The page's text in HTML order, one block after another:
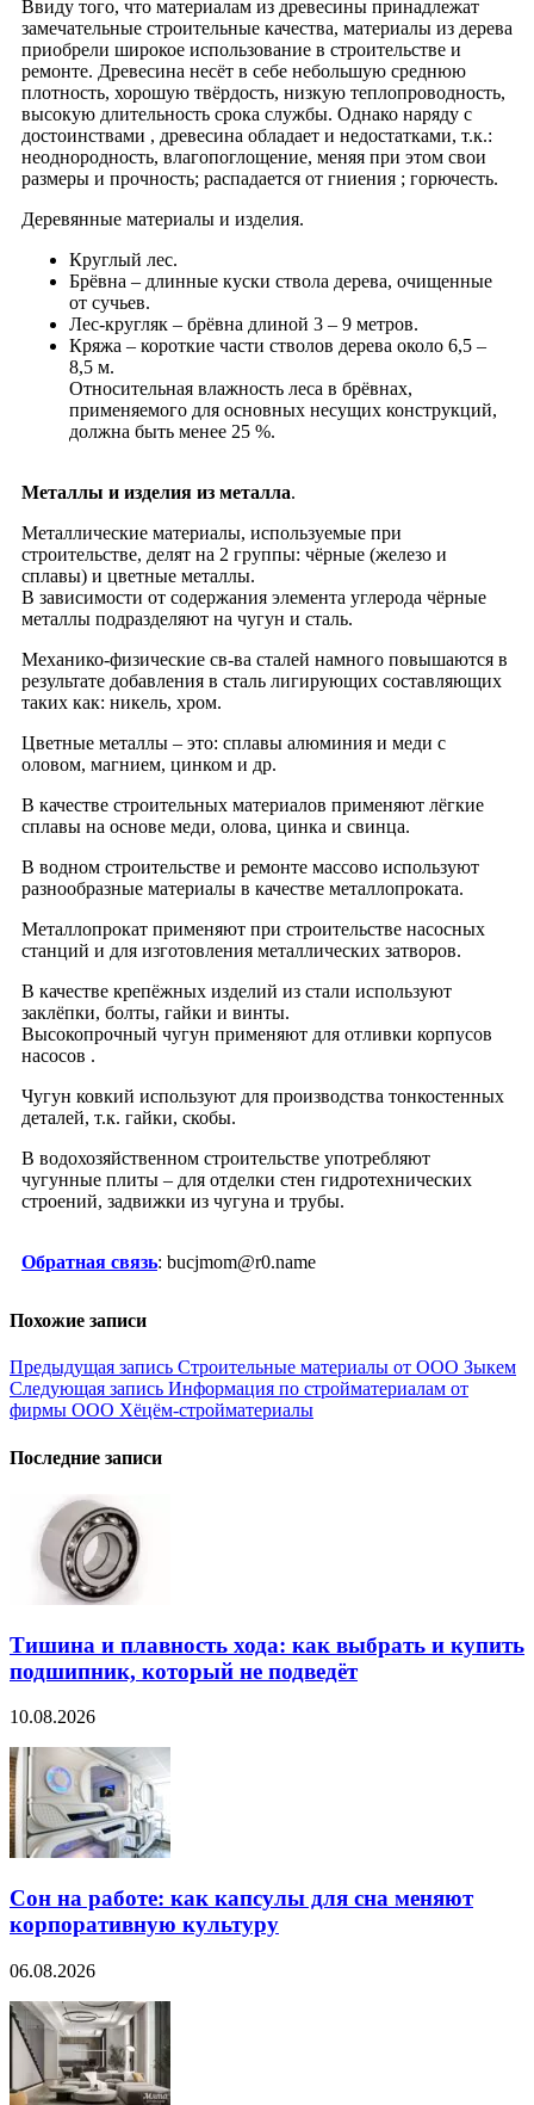
Ввиду того, что материалам из древесины принадлежат
замечательные строительные качества, материалы из дерева
приобрели широкое использование в строительстве и
ремонте. Древесина несёт в себе небольшую среднюю
плотность, хорошую твёрдость, низкую теплопроводность,
высокую длительность срока службы. Однако наряду с
достоинствами , древесина обладает и недостатками, т.к.:
неоднородность, влагопоглощение, меняя при этом свои
размеры и прочность; распадается от гниения ; горючесть.
Деревянные материалы и изделия.
Круглый лес.
Брёвна – длинные куски ствола дерева, очищенные
от сучьев.
Лес-кругляк – брёвна длиной 3 – 9 метров.
Кряжа – короткие части cтволов дерева около 6,5 –
8,5 м.
Относительная влажность леса в брёвнах,
применяемого для основных несущих конструкций,
должна быть менее 25 %.
Металлы и изделия из металла.
Металлические материалы, используемые при
строительстве, делят на 2 группы: чёрные (железо и
сплавы) и цветные металлы.
В зависимости от содержания элемента углерода чёрные
металлы подразделяют на чугун и сталь.
Механико-физические св-ва сталей намного повышаются в
результате добавления в сталь лигирующих составляющих
таких как: никель, хром.
Цветные металлы – это: сплавы алюминия и меди с
оловом, магнием, цинком и др.
В качестве строительных материалов применяют лёгкие
сплавы на основе меди, олова, цинка и свинца.
В водном строительстве и ремонте массово используют
разнообразные материалы в качестве металлопроката.
Металлопрокат применяют при строительстве насосных
станций и для изготовления металлических затворов.
В качестве крепёжных изделий из стали используют
заклёпки, болты, гайки и винты.
Высокопрочный чугун применяют для отливки корпусов
насосов .
Чугун ковкий используют для производства тонкостенных
деталей, т.к. гайки, скобы.
В водохозяйственном строительстве употребляют
чугунные плиты – для отделки стен гидротехнических
строений, задвижки из чугуна и трубы.
Обратная связь: bucjmom@r0.name
Похожие записи
Навигация
по
Предыдущая запись Строительные материалы от ООО Зыкем
Следующая запись Информация по стройматериалам от
фирмы ООО Xёцём-стройматериалы
Последние записи
Тишина и плавность хода: как выбрать и купить
подшипник, который не подведёт
10.08.2026
Сон на работе: как капсулы для сна меняют
корпоративную культуру
06.08.2026